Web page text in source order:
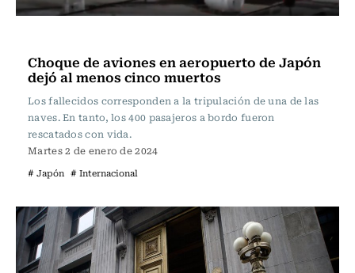
Choque de aviones en aeropuerto de Japón
dejó al menos cinco muertos
Los fallecidos corresponden a la tripulación de una de las
naves. En tanto, los 400 pasajeros a bordo fueron
rescatados con vida.
Martes 2 de enero de 2024
# Japón # Internacional